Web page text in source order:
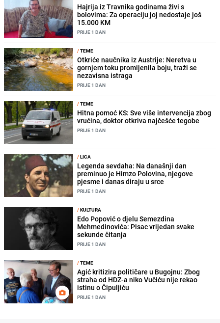
Hajrija iz Travnika godinama živi s
bolovima: Za operaciju joj nedostaje još
15.000 KM
PRIJE 1 DAN
/TEME
Otkriće naučnika iz Austrije: Neretva u
gornjem toku promijenila boju, traži se
nezavisna istraga
PRIJE 1 DAN
/TEME
Hitna pomoć KS: Sve više intervencija zbog
vrućina, doktor otkriva najčešće tegobe
PRIJE 1 DAN
/LICA
Legenda sevdaha: Na današnji dan
preminuo je Himzo Polovina, njegove
pjesme i danas diraju u srce
PRIJE 1 DAN
/KULTURA
Edo Popović o djelu Semezdina
Mehmedinovića: Pisac vrijedan svake
sekunde čitanja
PRIJE 1 DAN
/TEME
Agić kritizira političare u Bugojnu: Zbog
straha od HDZ-a niko Vučiću nije rekao
istinu o Čipuljiću
PRIJE 1 DAN